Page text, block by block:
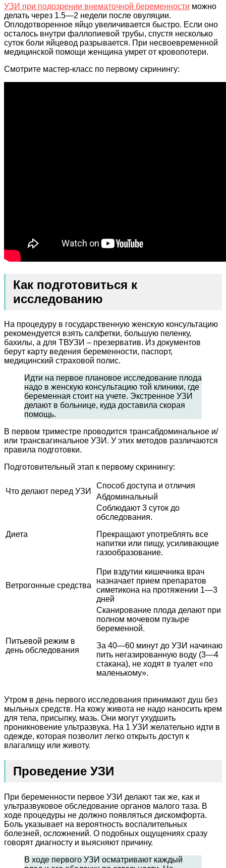
УЗИ при подозрении внематочной беременности можно
делать через 1.5―2 недели после овуляции.
Оплодотворенное яйцо увеличивается быстро. Если оно
осталось внутри фаллопиевой трубы, спустя несколько
суток боли яйцевод разрывается. При несвоевременной
медицинской помощи женщина умрет от кровопотери.
Смотрите мастер-класс по первому скринингу:
Как подготовиться к
исследованию
На процедуру в государственную женскую консультацию
рекомендуется взять салфетки, большую пеленку,
бахилы, а для ТВУЗИ – презерватив. Из документов
берут карту ведения беременности, паспорт,
медицинский страховой полис.
Идти на первое плановое исследование плода
надо в женскую консультацию той клиники, где
беременная стоит на учете. Экстренное УЗИ
делают в больнице, куда доставила скорая
помощь.
В первом триместре проводится трансабдоминальное и/
или трансвагинальное УЗИ. У этих методов различаются
правила подготовки.
Подготовительный этап к первому скринингу:
Что делают перед УЗИ
Способ доступа и отличия
Абдоминальный
Диета
Соблюдают 3 суток до
обследования.
Прекращают употреблять все
напитки или пищу, усиливающие
газообразование.
Ветрогонные средства
При вздутии кишечника врач
назначает прием препаратов
симетикона на протяжении 1―3
дней
Питьевой режим в
день обследования
Сканирование плода делают при
полном мочевом пузыре
беременной.
За 40―60 минут до УЗИ начинают
пить негазированную воду (3―4
стакана), не ходят в туалет «по
маленькому».
Утром в день первого исследования принимают душ без
мыльных средств. На кожу живота не надо наносить крем
для тела, присыпку, мазь. Они могут ухудшить
проникновение ультразвука. На 1 УЗИ желательно идти в
одежде, которая позволит легко открыть доступ к
влагалищу или животу.
Проведение УЗИ
При беременности первое УЗИ делают так же, как и
ультразвуковое обследование органов малого таза. В
ходе процедуры не должно появляться дискомфорта.
Боль указывает на вероятность воспалительных
болезней, осложнений. О подобных ощущениях сразу
говорят диагносту и выясняют причину.
В ходе первого УЗИ осматривают каждый